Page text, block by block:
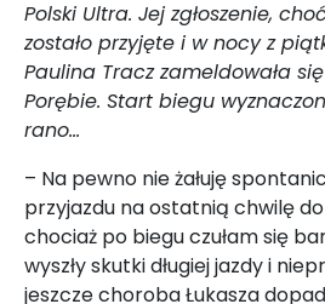
Polski Ultra. Jej zgłoszenie,
zostało przyjęte i w nocy z
Paulina Tracz zameldowała
Porębie. Start biegu
rano...
– Na pewno nie żałuję
przyjazdu na ostatnią chwilę
chociaż po biegu czułam się
wyszły skutki długiej jazdy i
jeszcze choroba Łukasza